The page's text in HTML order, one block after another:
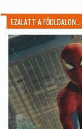
EZALATT A FŐOLDALON…